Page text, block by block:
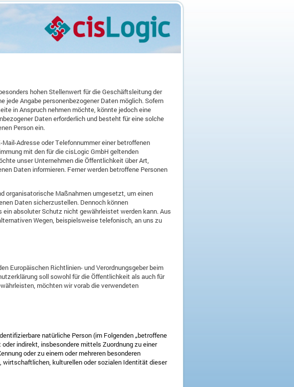
hohen Stellenwert für die Geschäftsleitung der
Angabe personenbezogener Daten möglich. Sofern
in Anspruch nehmen möchte, könnte jedoch eine
Daten erforderlich und besteht für eine solche
Person ein.
Adresse oder Telefonnummer einer betroffenen
mit den für die cisLogic GmbH geltenden
unser Unternehmen die Öffentlichkeit über Art,
Daten informieren. Ferner werden betroffene Personen
organisatorische Maßnahmen umgesetzt, um einen
Daten sicherzustellen. Dennoch können
absoluter Schutz nicht gewährleistet werden kann. Aus
Wegen, beispielsweise telefonisch, an uns zu
Europäischen Richtlinien- und Verordnungsgeber beim
soll sowohl für die Öffentlichkeit als auch für
möchten wir vorab die verwendeten
natürliche Person (im Folgenden „betroffene
indirekt, insbesondere mittels Zuordnung zu einer
oder zu einem oder mehreren besonderen
wirtschaftlichen, kulturellen oder sozialen Identität dieser